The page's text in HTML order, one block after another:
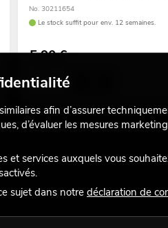
No. 30211654
Le stock suffit pour env. 12 semaines.
5,90€
afin d’assurer
d’évaluer les mesures
et services auxquels vous
sujet dans notre déclaration de